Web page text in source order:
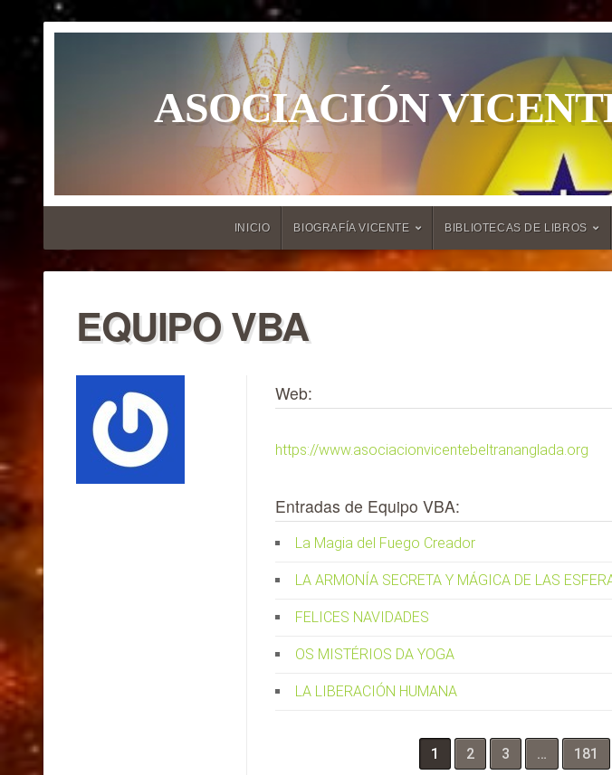
ASOCIACIÓN
INICIO BIOGRAFÍA VICENTE BIBLIOTECAS DE LIBROS
EQUIPO VBA
Web:
https://www.asociacionvicentebeltrananglada.org
Entradas de Equipo VBA:
La Magia del Fuego Creador
LA ARMONÍA SECRETA Y MÁGICA DE LAS
FELICES NAVIDADES
OS MISTÉRIOS DA YOGA
LA LIBERACIÓN HUMANA
1 2 3 … 181